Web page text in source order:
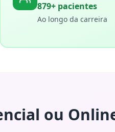
879+ pacientes
Ao longo da carreira
ou